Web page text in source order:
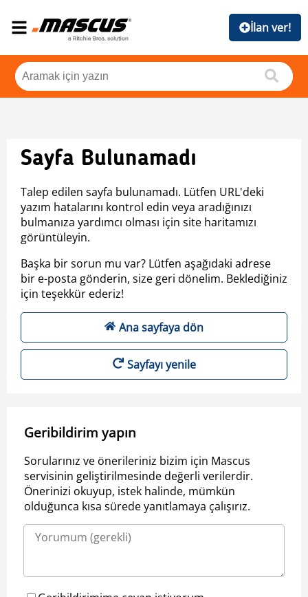
İlan ver!
Sayfa Bulunamadı
Talep edilen sayfa bulunamadı. Lütfen URL'deki
yazım hatalarını kontrol edin veya aradığınızı
bulmanıza yardımcı olması için site haritamızı
görüntüleyin.
Başka bir sorun mu var? Lütfen aşağıdaki adrese
bir e-posta gönderin, size geri dönelim. Beklediğiniz
için teşekkür ederiz!
Ana sayfaya dön
Sayfayı yenile
Geribildirim yapın
Sorularınız ve önerileriniz bizim için Mascus
servisinin geliştirilmesinde değerli verilerdir.
Önerinizi okuyup, istek halinde, mümkün
olduğunca kısa sürede yanıtlamaya çalışırız.